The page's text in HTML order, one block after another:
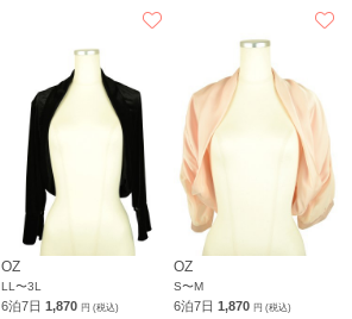
OZ
LL〜3L
6泊7日1,870円 (税込)
OZ
S〜M
6泊7日1,870円 (税込)